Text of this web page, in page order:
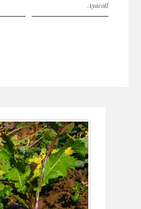
Ayacotl